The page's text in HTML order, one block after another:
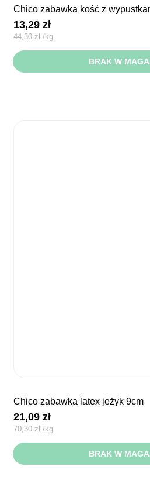
chico zabawka kość z
13,29zł
44,30zł /kg
BRAK W
chico zabawka latex jeżyk 9cm
21,09zł
70,30zł /kg
BRAK W